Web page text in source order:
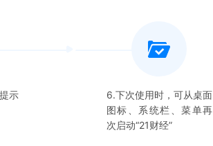
示
6.下次使用时，可从桌面
图标、系统栏、菜单再
次启动“21财经”